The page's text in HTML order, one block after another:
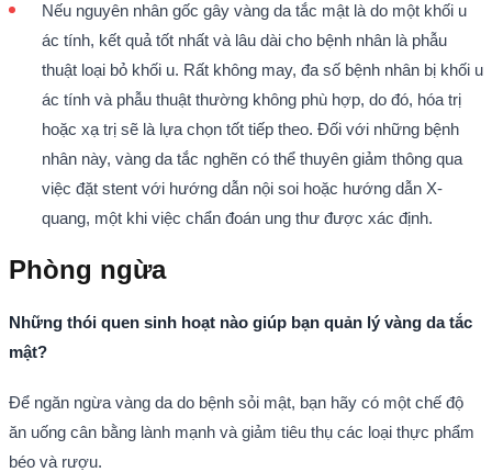
Nếu nguyên nhân gốc gây vàng da tắc mật là do một khối u
ác tính, kết quả tốt nhất và lâu dài cho bệnh nhân là phẫu
thuật loại bỏ khối u. Rất không may, đa số bệnh nhân bị khối u
ác tính và phẫu thuật thường không phù hợp, do đó, hóa trị
hoặc xạ trị sẽ là lựa chọn tốt tiếp theo. Đối với những bệnh
nhân này, vàng da tắc nghẽn có thể thuyên giảm thông qua
việc đặt stent với hướng dẫn nội soi hoặc hướng dẫn X-
quang, một khi việc chẩn đoán ung thư được xác định.
Phòng ngừa
Những thói quen sinh hoạt nào giúp bạn quản lý vàng da tắc
mật?
Để ngăn ngừa vàng da do bệnh sỏi mật, bạn hãy có một chế độ
ăn uống cân bằng lành mạnh và giảm tiêu thụ các loại thực phẩm
béo và rượu.